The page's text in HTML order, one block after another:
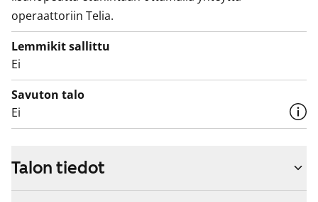
operaattoriin Telia.
Lemmikit sallittu
Ei
Savuton talo
Ei
Talon tiedot